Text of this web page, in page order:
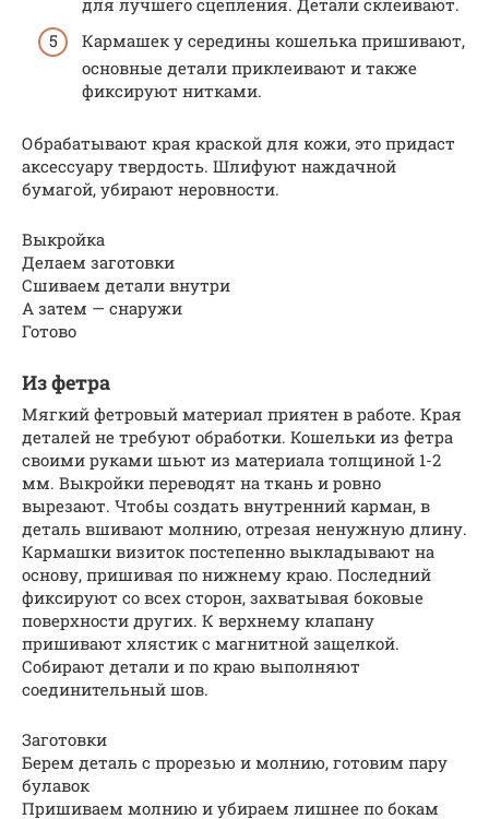
Кармашек у середины кошелька пришивают,
основные детали приклеивают и также
фиксируют нитками.
Обрабатывают края краской для кожи, это придаст
аксессуару твердость. Шлифуют наждачной
бумагой, убирают неровности.
Выкройка
Делаем заготовки
Сшиваем детали внутри
А затем — снаружи
Готово
Из фетра
Мягкий фетровый материал приятен в работе. Края
деталей не требуют обработки. Кошельки из фетра
своими руками шьют из материала толщиной 1-2
мм. Выкройки переводят на ткань и ровно
вырезают. Чтобы создать внутренний карман, в
деталь вшивают молнию, отрезая ненужную длину.
Кармашки визиток постепенно выкладывают на
основу, пришивая по нижнему краю. Последний
фиксируют со всех сторон, захватывая боковые
поверхности других. К верхнему клапану
пришивают хлястик с магнитной защелкой.
Собирают детали и по краю выполняют
соединительный шов.
Заготовки
Берем деталь с прорезью и молнию, готовим пару
булавок
Пришиваем молнию и убираем лишнее по бокам